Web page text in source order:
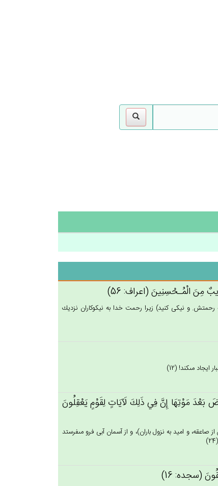
مِن‌َ الْمُـحْسِنِين‌َ (اعراف: 56)
رحمتش. و نيكى كنيد) زيرا رحمت خدا به نيكوكاران نزديك
مى‏كند! (12)
بَعْدَ مَوْتِهَا إِن‌َّ فِي‌ ذَلِك‌َ لَآيَات‌ٍ لِقَوْم‌ٍ يَعْقِلُون‌َ
و اميد به نزول باران)، و از آسمان آبى فرو مى‏فرستد
(سجده: 16)